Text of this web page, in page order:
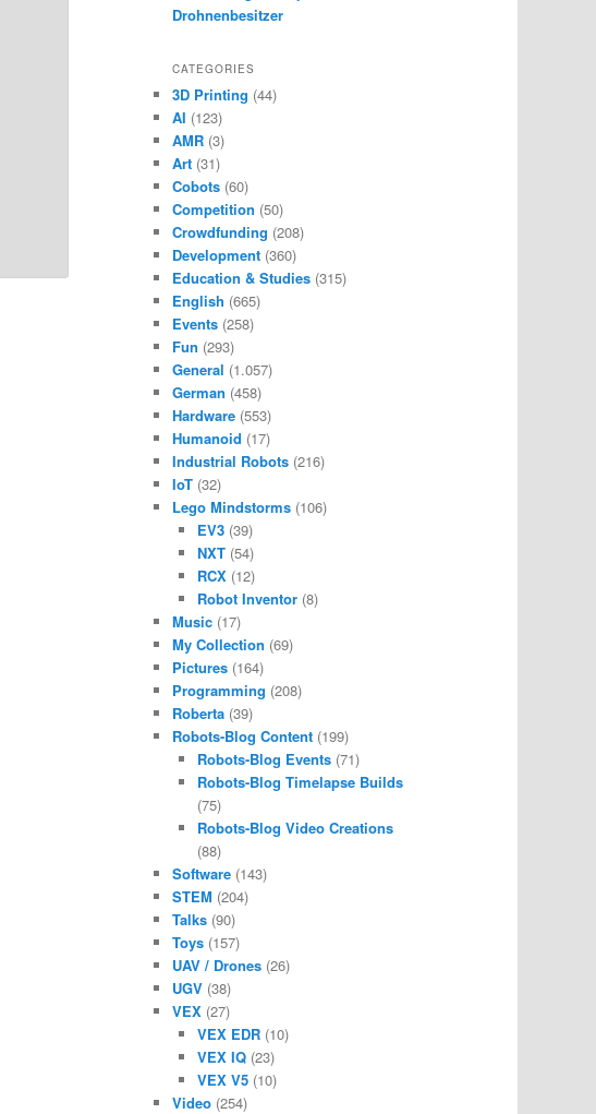
Drohnenbesitzer
CATEGORIES
3D Printing (44)
AI (123)
AMR (3)
Art (31)
Cobots (60)
Competition (50)
Crowdfunding (208)
Development (360)
Education & Studies (315)
English (665)
Events (258)
Fun (293)
General (1.057)
German (458)
Hardware (553)
Humanoid (17)
Industrial Robots (216)
IoT (32)
Lego Mindstorms (106)
EV3(39)
NXT(54)
RCX(12)
Robot Inventor(8)
Music (17)
My Collection (69)
Pictures (164)
Programming (208)
Roberta (39)
Robots-Blog Content (199)
Robots-Blog Events(71)
Robots-Blog Timelapse Builds
(75)
Robots-Blog Video Creations
(88)
Software (143)
STEM (204)
Talks (90)
Toys (157)
UAV / Drones (26)
UGV (38)
VEX (27)
VEX EDR(10)
VEX IQ(23)
VEX V5(10)
Video (254)